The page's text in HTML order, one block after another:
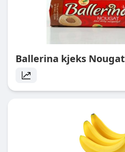
Ballerina kjeks Nougat